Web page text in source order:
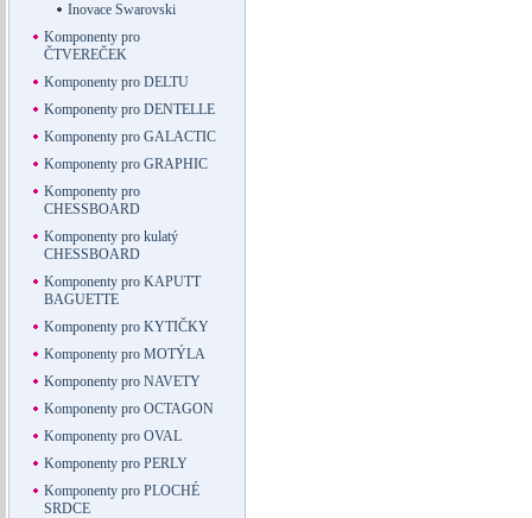
Inovace Swarovski
Komponenty pro
ČTVEREČEK
Komponenty pro DELTU
Komponenty pro DENTELLE
Komponenty pro GALACTIC
Komponenty pro GRAPHIC
Komponenty pro
CHESSBOARD
Komponenty pro kulatý
CHESSBOARD
Komponenty pro KAPUTT
BAGUETTE
Komponenty pro KYTIČKY
Komponenty pro MOTÝLA
Komponenty pro NAVETY
Komponenty pro OCTAGON
Komponenty pro OVAL
Komponenty pro PERLY
Komponenty pro PLOCHÉ
SRDCE